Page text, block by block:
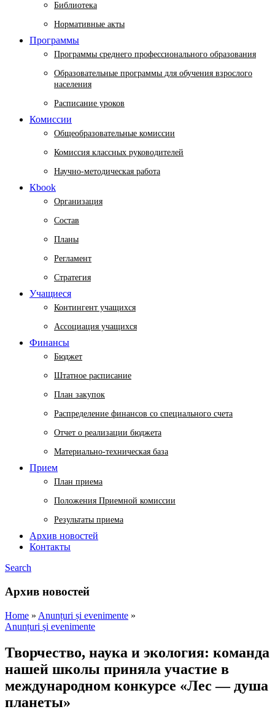
Библиотека
Нормативные акты
Программы
Программы среднего профессионального образования
Образовательные программы для обучения взрослого
населения
Расписание уроков
Комиссии
Общеобразовательные комиссии
Комиссия классных руководителей
Научно-методическая работа
Кbook
Организация
Состав
Планы
Регламент
Стратегия
Учащиеся
Контингент учащихся
Ассоциация учащихся
Финансы
Бюджет
Штатное расписание
План закупок
Распределение финансов со специального счета
Отчет о реализации бюджета
Материально-техническая база
Прием
План приема
Положения Приемной комиссии
Результаты приема
Архив новостей
Контакты
Search
Архив новостей
Home » Anunțuri și evenimente »
Anunțuri și evenimente
Творчество, наука и экология: команда
нашей школы приняла участие в
международном конкурсе «Лес — душа
планеты»